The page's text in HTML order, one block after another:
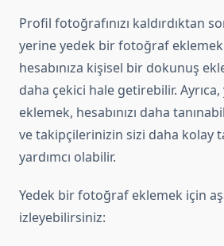
Profil fotoğrafınızı kaldırdıktan
yerine yedek bir fotoğraf
hesabınıza kişisel bir dokunuş
daha çekici hale getirebilir.
eklemek, hesabınızı daha
ve takipçilerinizin sizi daha kolay
yardımcı olabilir.
Yedek bir fotoğraf eklemek için
izleyebilirsiniz: